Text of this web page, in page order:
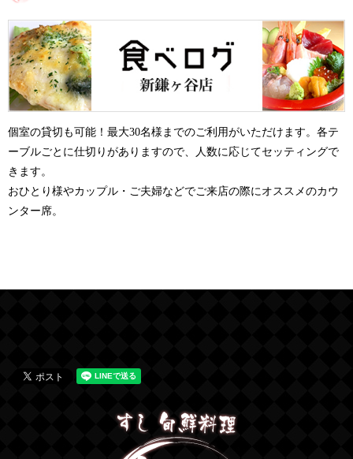
個室の貸切も可能！最大30名様までのご利用がいただけます。各テ
ーブルごとに仕切りがありますので、人数に応じてセッティングで
きます。
おひとり様やカップル・ご夫婦などでご来店の際にオススメのカウ
ンター席。